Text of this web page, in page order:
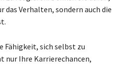
das Verhalten, sondern auch die
Fähigkeit, sich selbst zu
nur Ihre Karrierechancen,